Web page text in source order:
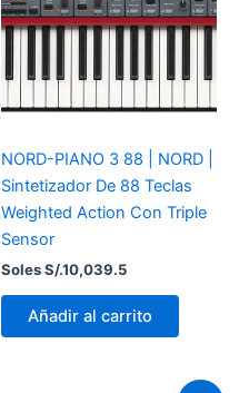
NORD-PIANO 3 88 | NORD |
Sintetizador De 88 Teclas
Weighted Action Con Triple
Sensor
Soles S/.10,039.5
Añadir al carrito